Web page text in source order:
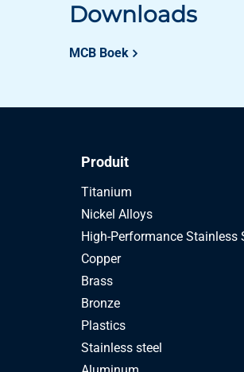
Downloads
MCB Boek
Produit
Titanium
Nickel Alloys
High-Performance Stainless
Copper
Brass
Bronze
Plastics
Stainless steel